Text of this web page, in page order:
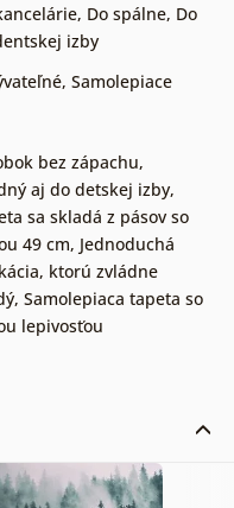
, Do spálne, Do
izby
, Samolepiace
bez zápachu,
aj do detskej izby,
sa skladá z pásov so
49 cm, Jednoduchá
ktorú zvládne
, Samolepiaca tapeta so
lepivosťou